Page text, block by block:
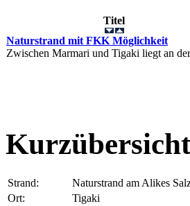
Titel
Naturstrand mit FKK Möglichkeit
Zwischen Marmari und Tigaki liegt an
Kurzübersicht
Strand:
Naturstrand am Alikes
Ort:
Tigaki